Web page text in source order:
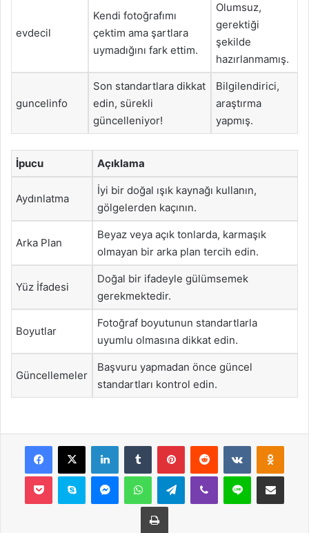
evdecil
Kendi fotoğrafımı
çektim ama şartlara
uymadığını fark ettim.
Olumsuz,
gerektiği
şekilde
hazırlanmamış.
guncelinfo
Son standartlara dikkat
edin, sürekli
güncelleniyor!
Bilgilendirici,
araştırma
yapmış.
İpucu Açıklama
Aydınlatma
İyi bir doğal ışık kaynağı kullanın,
gölgelerden kaçının.
Arka Plan
Beyaz veya açık tonlarda, karmaşık
olmayan bir arka plan tercih edin.
Yüz İfadesi
Doğal bir ifadeyle gülümsemek
gerekmektedir.
Boyutlar
Fotoğraf boyutunun standartlarla
uyumlu olmasına dikkat edin.
Güncellemeler
Başvuru yapmadan önce güncel
standartları kontrol edin.
Facebook
X LinkedInTumblr PinterestReddit VKontakte
Pocket Skype MessengerWhatsAppTelegramViber Line E-Posta ile
Yazdır